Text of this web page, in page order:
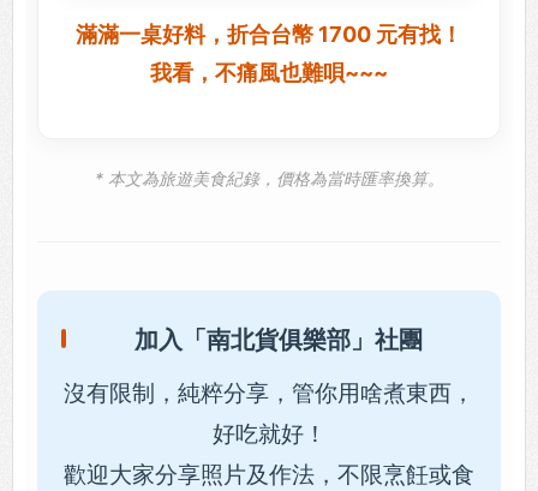
滿滿一桌好料，折合台幣 1700 元有找！
我看，不痛風也難唄~~~
* 本文為旅遊美食紀錄，價格為當時匯率換算。
加入「南北貨俱樂部」社團
沒有限制，純粹分享，管你用啥煮東西，
好吃就好！
歡迎大家分享照片及作法，不限烹飪或食